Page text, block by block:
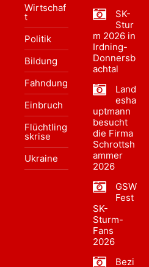
Wirtschaf
t
Politik
Bildung
Fahndung
Einbruch
Flüchtling
skrise
Ukraine
SK-
Stur
m 2026 in
Irdning-
Donnersb
achtal
Land
esha
uptmann
besucht
die Firma
Schrottsh
ammer
2026
GSW
Fest
SK-
Sturm-
Fans
2026
Bezi